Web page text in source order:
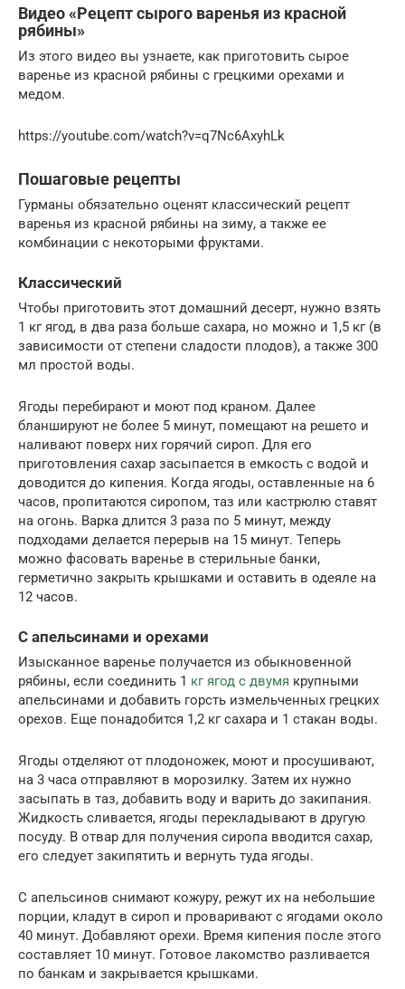
Видео «Рецепт сырого варенья из красной
рябины»
Из этого видео вы узнаете, как приготовить сырое
варенье из красной рябины с грецкими орехами и
медом.
https://youtube.com/watch?v=q7Nc6AxyhLk
Пошаговые рецепты
Гурманы обязательно оценят классический рецепт
варенья из красной рябины на зиму, а также ее
комбинации с некоторыми фруктами.
Классический
Чтобы приготовить этот домашний десерт, нужно взять
1 кг ягод, в два раза больше сахара, но можно и 1,5 кг (в
зависимости от степени сладости плодов), а также 300
мл простой воды.
Ягоды перебирают и моют под краном. Далее
бланшируют не более 5 минут, помещают на решето и
наливают поверх них горячий сироп. Для его
приготовления сахар засыпается в емкость с водой и
доводится до кипения. Когда ягоды, оставленные на 6
часов, пропитаются сиропом, таз или кастрюлю ставят
на огонь. Варка длится 3 раза по 5 минут, между
подходами делается перерыв на 15 минут. Теперь
можно фасовать варенье в стерильные банки,
герметично закрыть крышками и оставить в одеяле на
12 часов.
С апельсинами и орехами
Изысканное варенье получается из обыкновенной
рябины, если соединить 1 кг ягод с двумя крупными
апельсинами и добавить горсть измельченных грецких
орехов. Еще понадобится 1,2 кг сахара и 1 стакан воды.
Ягоды отделяют от плодоножек, моют и просушивают,
на 3 часа отправляют в морозилку. Затем их нужно
засыпать в таз, добавить воду и варить до закипания.
Жидкость сливается, ягоды перекладывают в другую
посуду. В отвар для получения сиропа вводится сахар,
его следует закипятить и вернуть туда ягоды.
С апельсинов снимают кожуру, режут их на небольшие
порции, кладут в сироп и проваривают с ягодами около
40 минут. Добавляют орехи. Время кипения после этого
составляет 10 минут. Готовое лакомство разливается
по банкам и закрывается крышками.